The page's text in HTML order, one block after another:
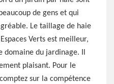
de gens et qui
Le taillage de haie
Verts est meilleur,
du jardinage. Il
plaisant. Pour le
sur la compétence